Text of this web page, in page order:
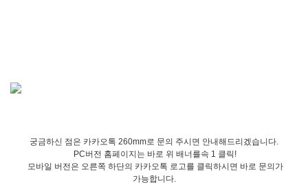
궁금하신 점은 카카오톡 260mm로 문의 주시면 안내해드리겠습니다.
PC버전 홈페이지는 바로 위 배너를속 1 클릭!
모바일 버전은 오른쪽 하단의 카카오톡 로고를 클릭하시면 바로 문의가
가능합니다.